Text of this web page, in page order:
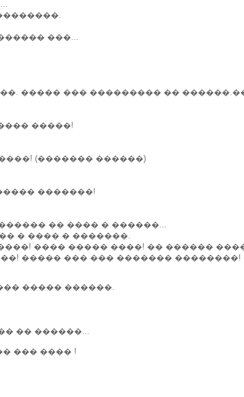
���...
����� ��� ��������� ��
�����!
(������� ������)
�������!
�� ���� � ������...
� ���� � �������.
���� ����� ����! �� ������
����� ��� ��� ������� ��������!
����� ������.
�� ������...
��� ���� !